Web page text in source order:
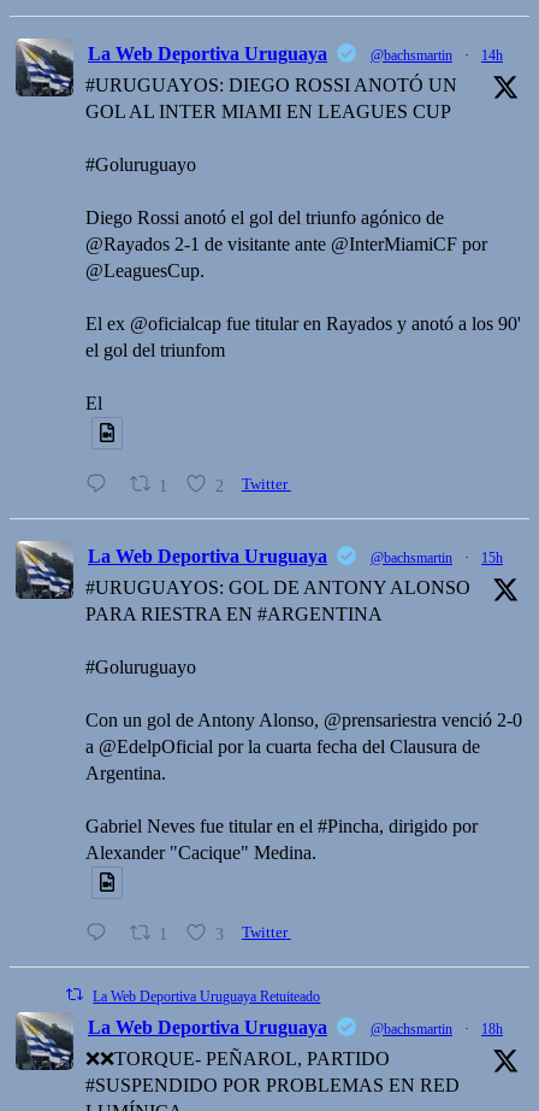
La Web Deportiva Uruguaya @bachsmartin · 14h
#URUGUAYOS: DIEGO ROSSI ANOTÓ UN
GOL AL INTER MIAMI EN LEAGUES CUP
#Goluruguayo
Diego Rossi anotó el gol del triunfo agónico de
@Rayados 2-1 de visitante ante @InterMiamiCF por
@LeaguesCup.
El ex @oficialcap fue titular en Rayados y anotó a los 90'
el gol del triunfom
El
1 2 Twitter
La Web Deportiva Uruguaya @bachsmartin · 15h
#URUGUAYOS: GOL DE ANTONY ALONSO
PARA RIESTRA EN #ARGENTINA
#Goluruguayo
Con un gol de Antony Alonso, @prensariestra venció 2-0
a @EdelpOficial por la cuarta fecha del Clausura de
Argentina.
Gabriel Neves fue titular en el #Pincha, dirigido por
Alexander "Cacique" Medina.
1 3 Twitter
La Web Deportiva Uruguaya Retuiteado
La Web Deportiva Uruguaya @bachsmartin · 18h
❌️❌TORQUE- PEÑAROL, PARTIDO
#SUSPENDIDO POR PROBLEMAS EN RED